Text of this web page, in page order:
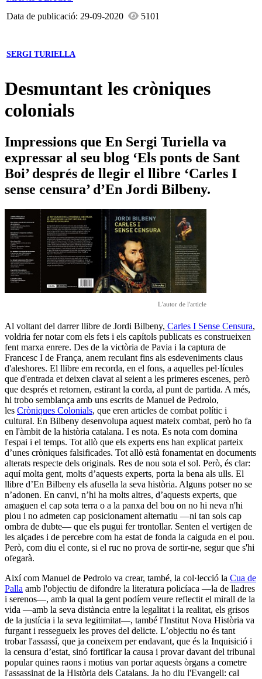
Data de publicació: 29-09-2020
5101
SERGI TURIELLA
Desmuntant les cròniques
colonials
Impressions que En Sergi Turiella va
expressar al seu blog ‘Els ponts de Sant
Boi’ després de llegir el llibre ‘Carles I
sense censura’ d’En Jordi Bilbeny.
L'autor de l'article
Al voltant del darrer llibre de Jordi Bilbeny, Carles I Sense Censura,
voldria fer notar com els fets i els capítols publicats es construeixen
fent marxa enrere. Des de la victòria de Pavia i la captura de
Francesc I de França, anem reculant fins als esdeveniments claus
d'aleshores. El llibre em recorda, en el fons, a aquelles pel·lícules
que d'entrada et deixen clavat al seient a les primeres escenes, però
que després et retornen, estirant la corda, al punt de partida. A més,
hi trobo semblança amb uns escrits de Manuel de Pedrolo,
les Cròniques Colonials, que eren articles de combat polític i
cultural. En Bilbeny desenvolupa aquest mateix combat, però ho fa
en l'àmbit de la història catalana. I es nota. Es nota com domina
l'espai i el temps. Tot allò que els experts ens han explicat parteix
d’unes cròniques falsificades. Tot allò està fonamentat en documents
alterats respecte dels originals. Res de nou sota el sol. Però, és clar:
aquí molta gent, molts d’aquests experts, porta la bena als ulls. El
llibre d’En Bilbeny els afusella la seva història. Alguns potser no se
n’adonen. En canvi, n’hi ha molts altres, d’aquests experts, que
amaguen el cap sota terra o a la panxa del bou on no hi neva n'hi
plou i no admeten cap posicionament alternatiu —ni tan sols cap
ombra de dubte— que els pugui fer trontollar. Senten el vertigen de
les alçades i de percebre com ha estat de fonda la caiguda en el pou.
Però, com diu el conte, si el ruc no prova de sortir-ne, segur que s'hi
ofegarà.
Així com Manuel de Pedrolo va crear, també, la col·lecció la Cua de
Palla amb l'objectiu de difondre la literatura policíaca —la de lladres
i serenos—, amb la qual la gent podíem veure reflectit el mirall de la
vida —amb la seva distància entre la legalitat i la realitat, els grisos
de la justícia i la seva legitimitat—, també l'Institut Nova Història va
furgant i ressegueix les proves del delicte. L’objectiu no és tant
trobar l'assassí, que ja coneixem per endavant, que és la Inquisició i
la censura d’estat, sinó fortificar la causa i provar davant del tribunal
popular quines raons i motius van portar aquests òrgans a cometre
l'assassinat de la Història dels Catalans. Ja ho diu l'Evangeli: cal